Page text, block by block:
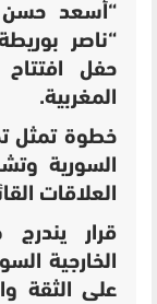
“أسعد حسن
“ناصر
حفل
المغربية.
خطوة تمثل
السورية
العلاقات
قرار
الخارجية
على الثقة